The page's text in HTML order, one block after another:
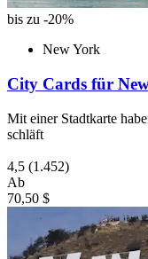
bis zu -20%
New York
City Cards für
Mit einer Stadtkarte
schläft
4,5 (1.452)
Ab
70,50 $